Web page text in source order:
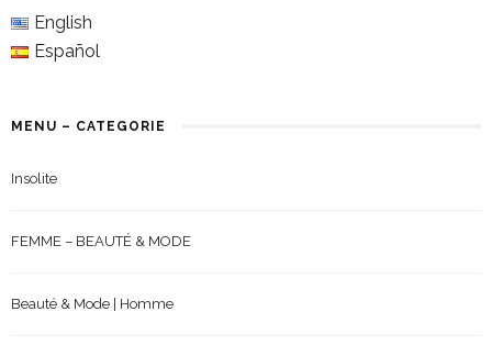
English
Español
MENU – CATEGORIE
Insolite
FEMME – BEAUTÉ & MODE
Beauté & Mode | Homme